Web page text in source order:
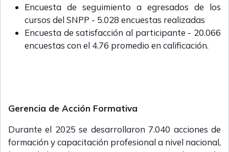
Encuesta de seguimiento a egresados de los
cursos del SNPP - 5.028 encuestas realizadas
Encuesta de satisfacción al participante - 20.066
encuestas con el 4.76 promedio en calificación.
Gerencia de Acción Formativa
Durante el 2025 se desarrollaron 7.040 acciones de
formación y capacitación profesional a nivel nacional,